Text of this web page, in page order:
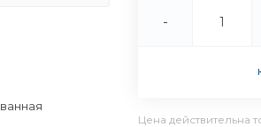
-
Цена действительна